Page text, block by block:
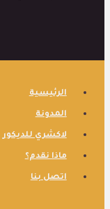
الرئيسية
المدونة
لاكشري للديكور
ماذا نقدم؟
اتصل بنا